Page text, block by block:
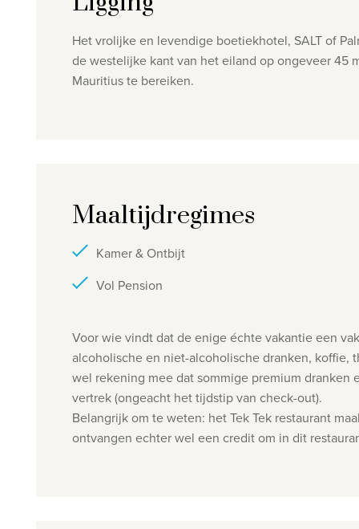
Het vrolijke en levendige boetiekhotel, SALT of
de westelijke kant van het eiland op ongeveer 45
Mauritius te bereiken.
Maaltijdregimes
Kamer & Ontbijt
Vol Pension
Voor wie vindt dat de enige échte vakantie een
alcoholische en niet-alcoholische dranken, koffie,
wel rekening mee dat sommige premium
vertrek (ongeacht het tijdstip van check-out).
Belangrijk om te weten: het Tek Tek restaurant
ontvangen echter wel een credit om in dit